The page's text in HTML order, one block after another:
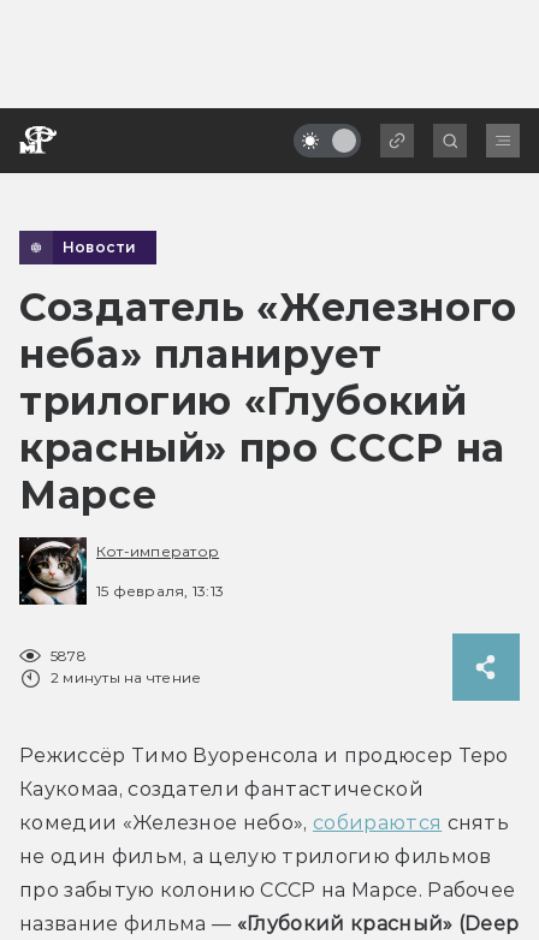
Новости
Создатель «Железного
неба» планирует
трилогию «Глубокий
красный» про СССР на
Марсе
Кот-император
15 февраля, 13:13
5878
2 минуты на чтение
Режиссёр Тимо Вуоренсола и продюсер Теро
Каукомаа, создатели фантастической
комедии «Железное небо», собираются снять
не один фильм, а целую трилогию фильмов
про забытую колонию СССР на Марсе. Рабочее
название фильма — «Глубокий красный» (Deep